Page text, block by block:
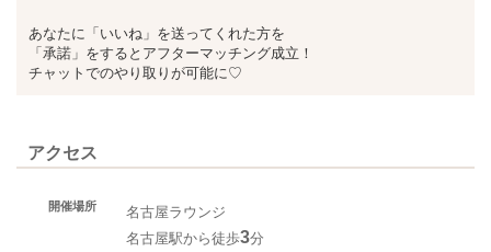
あなたに「いいね」を送ってくれた方を
「承諾」をするとアフターマッチング成立！
チャットでのやり取りが可能に♡
アクセス
開催場所
名古屋ラウンジ
名古屋駅から徒歩3分